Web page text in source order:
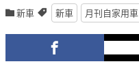
新車 新車 月刊自家用車